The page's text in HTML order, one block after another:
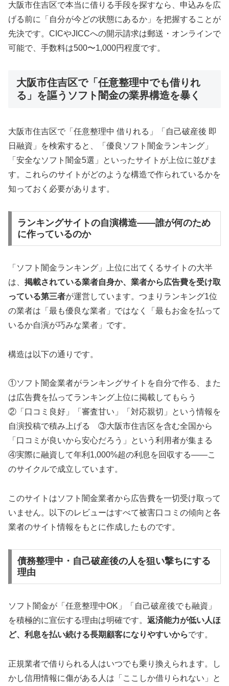
大阪市住吉区で本当に借りる手段を探すなら、申込みを広
げる前に「自分が今どの状態にあるか」を把握することが
先決です。CICやJICCへの開示請求は郵送・オンラインで
可能で、手数料は500〜1,000円程度です。
大阪市住吉区で「任意整理中でも借りれ
る」を謳うソフト闇金の業界構造を暴く
大阪市住吉区で「任意整理中 借りれる」「自己破産後 即
日融資」を検索すると、「優良ソフト闇金ランキング」
「安全なソフト闇金5選」といったサイトが上位に並びま
す。これらのサイトがどのような構造で作られているかを
知っておく必要があります。
ランキングサイトの自演構造——誰が何のため
に作っているのか
「ソフト闇金ランキング」上位に出てくるサイトの大半
は、 掲載されている業者自身か、業者から広告費を受け取
っている第三者が運営しています。つまりランキング1位
の業者は「最も優良な業者」ではなく「最もお金を払って
いるか自演が巧みな業者」です。
構造は以下の通りです。
①ソフト闇金業者がランキングサイトを自分で作る、また
は広告費を払ってランキング上位に掲載してもらう
②「口コミ良好」「審査甘い」「対応親切」という情報を
自演投稿で積み上げる ③大阪市住吉区を含む全国から
「口コミが良いから安心だろう」という利用者が集まる
④実際に融資して年利1,000%超の利息を回収する——こ
のサイクルで成立しています。
このサイトはソフト闇金業者から広告費を一切受け取って
いません。以下のレビューはすべて被害口コミの傾向と各
業者のサイト情報をもとに作成したものです。
債務整理中・自己破産後の人を狙い撃ちにする
理由
ソフト闇金が「任意整理中OK」「自己破産後でも融資」
を積極的に宣伝する理由は明確です。 返済能力が低い人ほ
ど、利息を払い続ける長期顧客になりやすいからです。
正規業者で借りられる人はいつでも乗り換えられます。し
かし信用情報に傷がある人は「ここしか借りられない」と